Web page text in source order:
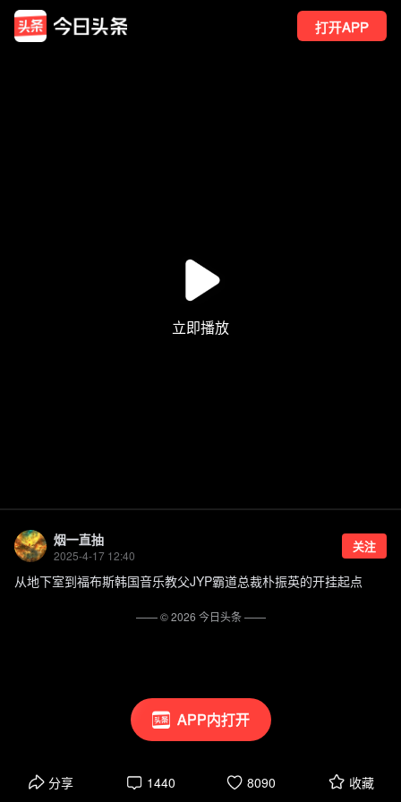
打开APP
APP内打开
烟一直抽
2025-4-17 12:40
关注
从地下室到福布斯韩国音乐教父JYP霸道总裁朴振英的开挂起点
分享 1440 8090 收藏
—— ©2026 今日头条——